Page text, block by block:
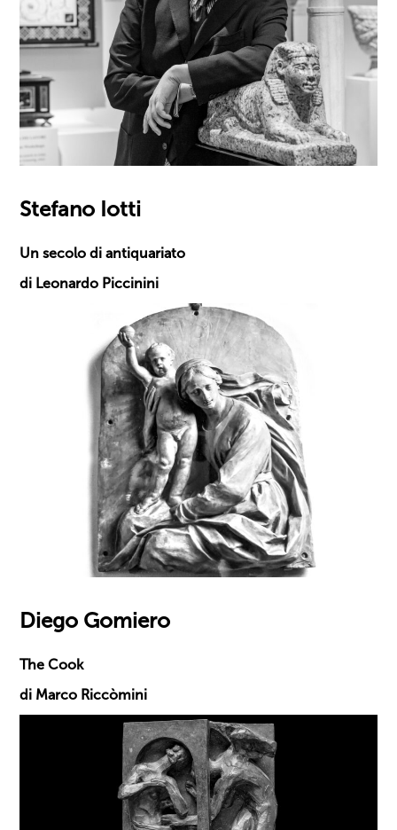
Stefano Iotti
Un secolo di antiquariato
di Leonardo Piccinini
Diego Gomiero
The Cook
di Marco Riccòmini